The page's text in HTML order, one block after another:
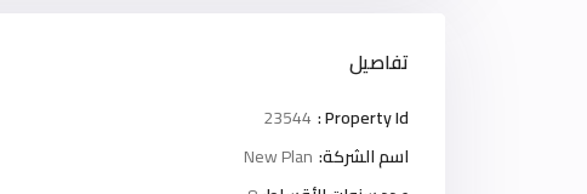
تفاصيل
Property Id :
23544
اسم الشركة: New Plan